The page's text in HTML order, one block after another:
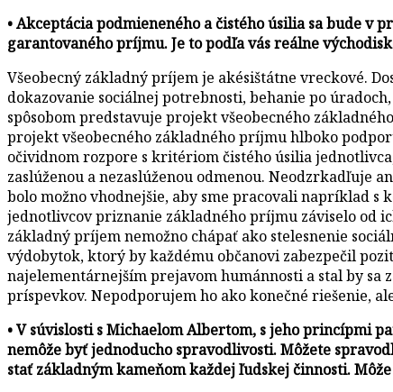
• Akceptácia podmieneného a čistého úsilia sa bude
garantovaného príjmu. Je to podľa vás reálne
Všeobecný základný príjem je akésištátne vreckové.
dokazovanie sociálnej potrebnosti, behanie po
spôsobom predstavuje projekt všeobecného
projekt všeobecného základného príjmu hlboko
očividnom rozpore s kritériom čistého úsilia
zaslúženou a nezaslúženou odmenou.
bolo možno vhodnejšie, aby sme pracovali napríklad
jednotlivcov priznanie základného príjmu záviselo od
základný príjem nemožno chápať ako stelesnenie
výdobytok, ktorý by každému občanovi zabezpečil
najelementárnejším prejavom humánnosti a stal by sa
príspevkov. Nepodporujem ho ako konečné riešenie,
• V súvislosti s Michaelom Albertom, s jeho princípmi
nemôže byť jednoducho spravodlivosti. Môžete
stať základným kameňom každej ľudskej činnosti.